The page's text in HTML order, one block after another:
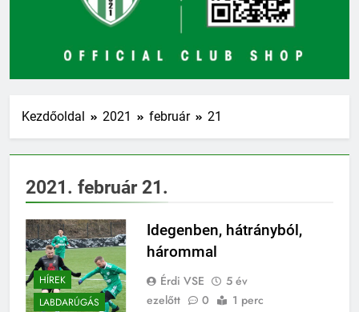
Kezdőoldal 2021 február 21
2021. február 21.
HÍREK
LABDARÚGÁS
Idegenben, hátrányból,
hárommal
Érdi VSE
5 év
ezelőtt
0 1 perc